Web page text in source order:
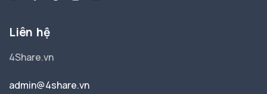
Liên hệ
4Share.vn
admin@4share.vn